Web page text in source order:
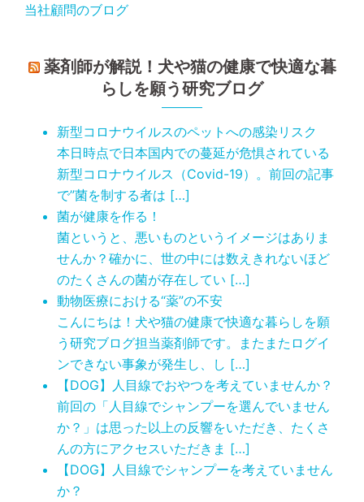
当社顧問のブログ
薬剤師が解説！犬や猫の健康で快適な暮
らしを願う研究ブログ
新型コロナウイルスのペットへの感染リスク
本日時点で日本国内での蔓延が危惧されている
新型コロナウイルス（Covid-19）。前回の記事
で”菌を制する者は […]
菌が健康を作る！
菌というと、悪いものというイメージはありま
せんか？確かに、世の中には数えきれないほど
のたくさんの菌が存在してい […]
動物医療における“薬”の不安
こんにちは！犬や猫の健康で快適な暮らしを願
う研究ブログ担当薬剤師です。またまたログイ
ンできない事象が発生し、し […]
【DOG】人目線でおやつを考えていませんか？
前回の「人目線でシャンプーを選んでいません
か？」は思った以上の反響をいただき、たくさ
んの方にアクセスいただきま […]
【DOG】人目線でシャンプーを考えていません
か？